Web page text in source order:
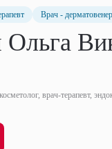
Врач -
Ольга
врач-терапевт,